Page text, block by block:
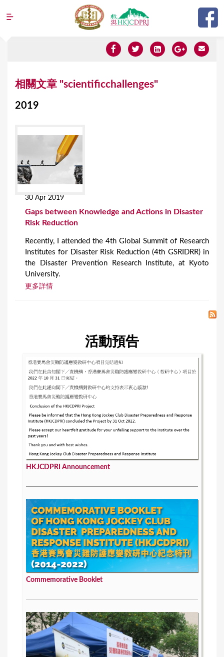
Jump to navigation
相關文章 "scientificchallenges"
2019
30 Apr 2019
Gaps between Knowledge and Actions in Disaster
Risk Reduction
Recently, I attended the 4th Global Summit of Research
Institutes for Disaster Risk Reduction (4th GSRIDRR) in
the Disaster Prevention Research Institute, at Kyoto
University.
更多詳情
活動預告
HKJCDPRI Announcement
Commemorative Booklet